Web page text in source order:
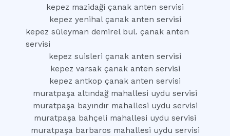
kepez mazidaği çanak anten servisi
kepez yenihal çanak anten servisi
kepez süleyman demirel bul. çanak anten
servisi
kepez suisleri çanak anten servisi
kepez varsak çanak anten servisi
kepez antkop çanak anten servisi
muratpaşa altındağ mahallesi uydu servisi
muratpaşa bayındır mahallesi uydu servisi
muratpaşa bahçeli mahallesi uydu servisi
muratpaşa barbaros mahallesi uydu servisi